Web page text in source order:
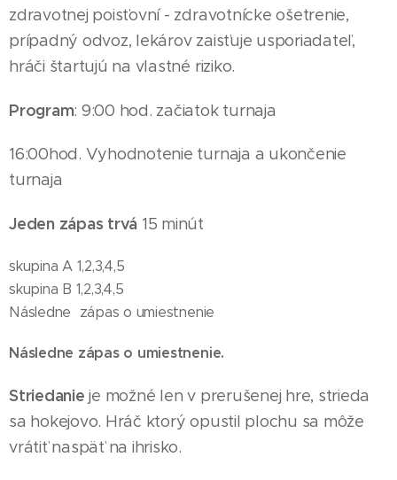
zdravotnej poisťovní - zdravotnícke ošetrenie,
prípadný odvoz, lekárov zaisťuje usporiadateľ,
hráči štartujú na vlastné riziko.
Program: 9:00 hod. začiatok turnaja
16:00hod. Vyhodnotenie turnaja a ukončenie
turnaja
Jeden zápas trvá 15 minút
skupina A 1,2,3,4,5
skupina B 1,2,3,4,5
Následne zápas o umiestnenie
Následne zápas o umiestnenie.
Striedanieje možné len v prerušenej hre, strieda
sa hokejovo. Hráč ktorý opustil plochu sa môže
vrátiť naspäť na ihrisko.